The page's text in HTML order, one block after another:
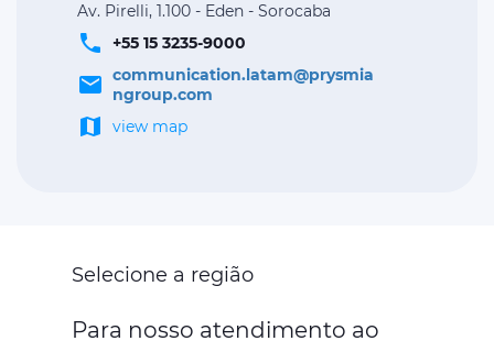
Av. Pirelli, 1.100 - Eden - Sorocaba
phone +55 15 3235-9000
email communication.latam@prysmia
ngroup.com
map view map
Selecione a região
Para nosso atendimento ao